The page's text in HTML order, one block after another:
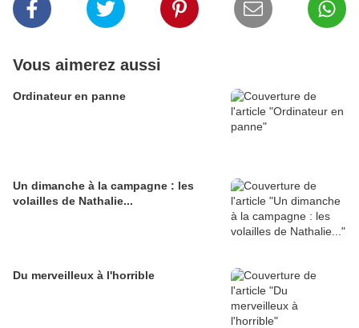
Vous aimerez aussi
Ordinateur en panne
Un dimanche à la campagne : les
volailles de Nathalie...
Du merveilleux à l'horrible